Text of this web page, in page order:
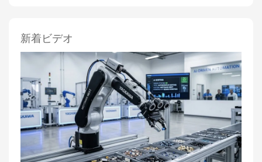
新着ビデオ